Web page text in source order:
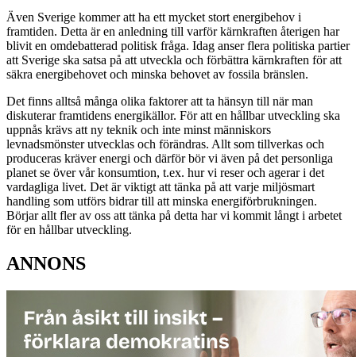
Även Sverige kommer att ha ett mycket stort energibehov i
framtiden. Detta är en anledning till varför kärnkraften återigen har
blivit en omdebatterad politisk fråga. Idag anser flera politiska partier
att Sverige ska satsa på att utveckla och förbättra kärnkraften för att
säkra energibehovet och minska behovet av fossila bränslen.
Det finns alltså många olika faktorer att ta hänsyn till när man
diskuterar framtidens energikällor. För att en hållbar utveckling ska
uppnås krävs att ny teknik och inte minst människors
levnadsmönster utvecklas och förändras. Allt som tillverkas och
produceras kräver energi och därför bör vi även på det personliga
planet se över vår konsumtion, t.ex. hur vi reser och agerar i det
vardagliga livet. Det är viktigt att tänka på att varje miljösmart
handling som utförs bidrar till att minska energiförbrukningen.
Börjar allt fler av oss att tänka på detta har vi kommit långt i arbetet
för en hållbar utveckling.
ANNONS